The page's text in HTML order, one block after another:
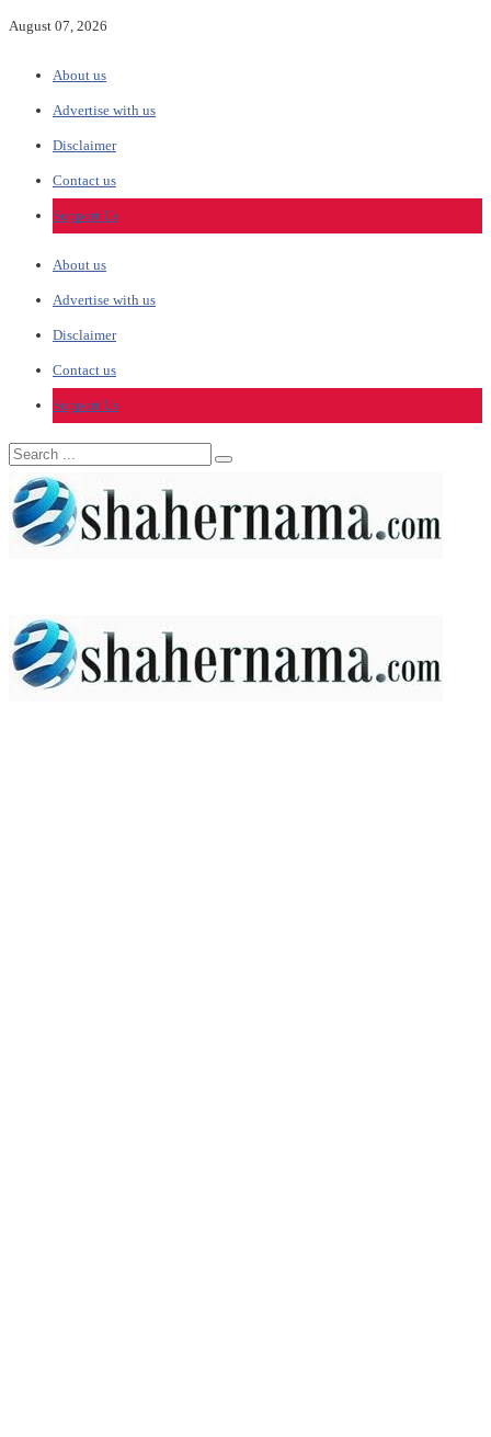
August 07, 2026
About us
Advertise with us
Disclaimer
Contact us
Support Us
About us
Advertise with us
Disclaimer
Contact us
Support Us